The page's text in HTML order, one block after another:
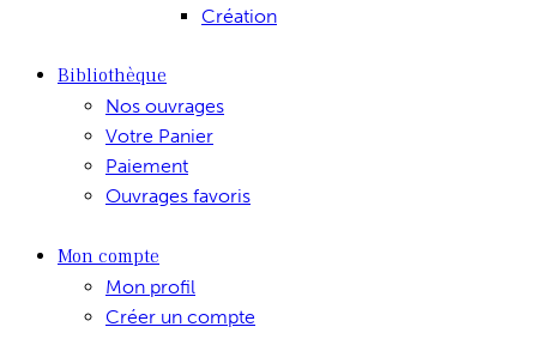
Création
Bibliothèque
Nos ouvrages
Votre Panier
Paiement
Ouvrages favoris
Mon compte
Mon profil
Créer un compte